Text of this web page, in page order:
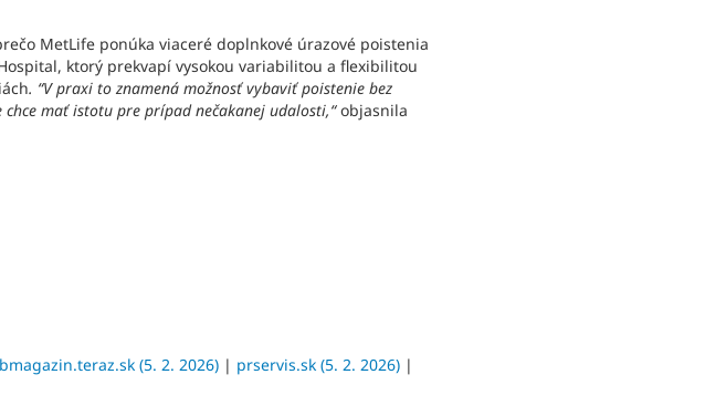
MetLife ponúka viaceré doplnkové úrazové poistenia
ktorý prekvapí vysokou variabilitou a flexibilitou
. “V praxi to znamená možnosť vybaviť poistenie bez
mať istotu pre prípad nečakanej udalosti,“objasnila
(5. 2. 2026)| prservis.sk (5. 2. 2026)|